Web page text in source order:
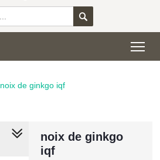

noix de ginkgo iqf
noix de ginkgo
iqf